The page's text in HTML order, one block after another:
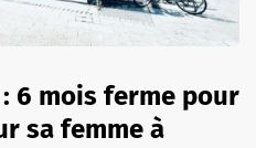
6 mois ferme pour
sa femme à